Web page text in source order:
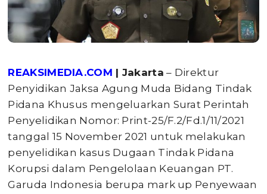
REAKSIMEDIA.COM | Jakarta – Direktur
Penyidikan Jaksa Agung Muda Bidang Tindak
Pidana Khusus mengeluarkan Surat Perintah
Penyelidikan Nomor: Print-25/F.2/Fd.1/11/2021
tanggal 15 November 2021 untuk melakukan
penyelidikan kasus Dugaan Tindak Pidana
Korupsi dalam Pengelolaan Keuangan PT.
Garuda Indonesia berupa mark up Penyewaan